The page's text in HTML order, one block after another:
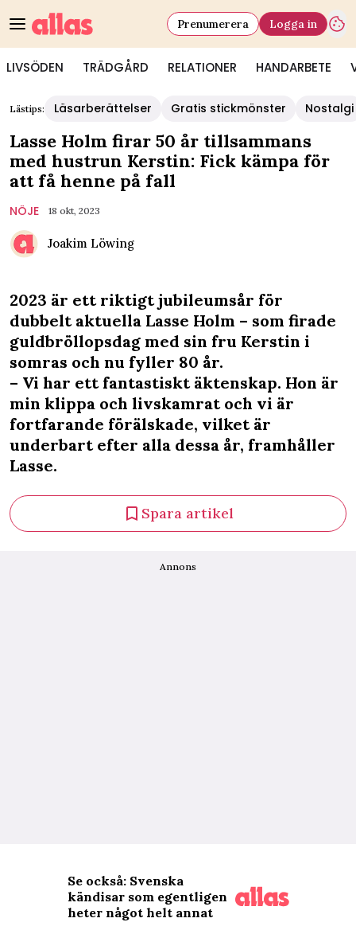
LIVSÖDEN TRÄDGÅRD RELATIONER HANDARBETE
Prenumerera Logga in
Lästips: Läsarberättelser Gratis stickmönster Nostalgi
Lasse Holm firar 50 år tillsammans
med hustrun Kerstin: Fick kämpa för
att få henne på fall
NÖJE 18 okt, 2023
Joakim Löwing
2023 är ett riktigt jubileumsår för
dubbelt aktuella Lasse Holm – som firade
guldbröllopsdag med sin fru Kerstin i
somras och nu fyller 80 år.
– Vi har ett fantastiskt äktenskap. Hon är
min klippa och livskamrat och vi är
fortfarande förälskade, vilket är
underbart efter alla dessa år, framhåller
Lasse.
Spara artikel
Annons
Se också: Svenska
kändisar som egentligen
heter något helt annat